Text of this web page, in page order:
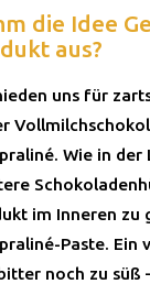
die Idee
aus?
uns für
Wie in
im Inneren
Paste. Ein
noch zu süß